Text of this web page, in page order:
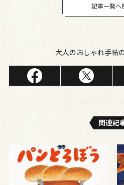
記事一覧へ
大人のおしゃれ手帖
関連記